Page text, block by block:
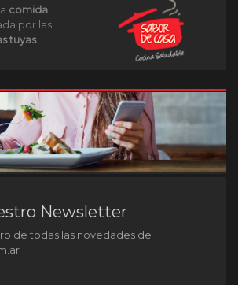
comida
por las
tuyas.
Newsletter
de todas las novedades de